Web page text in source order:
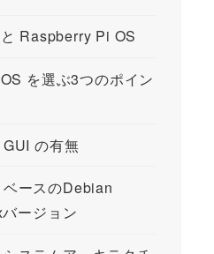
Raspberry Pi OS
を選ぶ3つのポイン
の有無
ースのDebian
ージョン